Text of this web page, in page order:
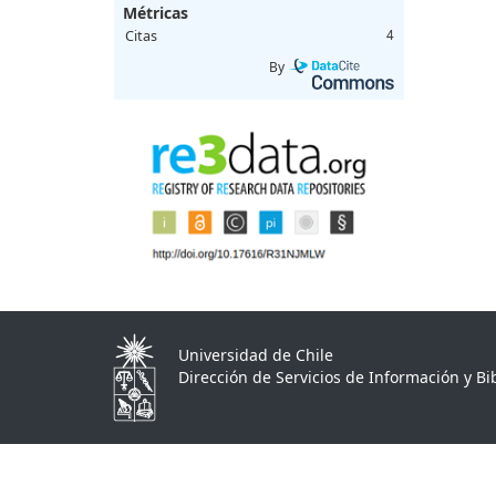
Métricas
Citas 4
By
Universidad de Chile
Dirección de Servicios de Información y